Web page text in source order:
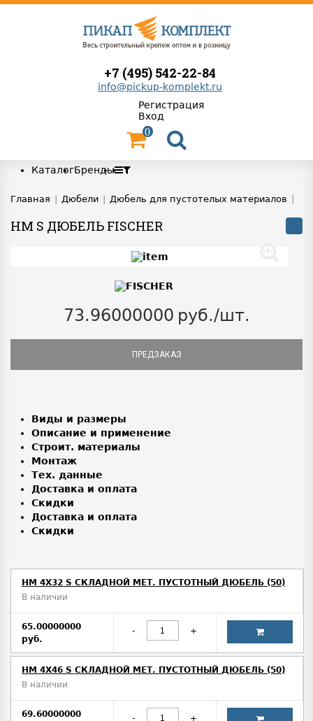
+7 (495) 542-22-84
info@pickup-komplekt.ru
Регистрация
Вход
0
КаталогБренды
Главная Дюбели Дюбель для пустотелых материалов
HM S ДЮБЕЛЬ FISCHER
73.96000000 руб./шт.
ПРЕДЗАКАЗ
Виды и размеры
Описание и применение
Строит. материалы
Монтаж
Тех. данные
Доставка и оплата
Скидки
Доставка и оплата
Скидки
HM 4X32 S СКЛАДНОЙ МЕТ. ПУСТОТНЫЙ ДЮБЕЛЬ (50)
В наличии
65.00000000
руб.
- +
HM 4X46 S СКЛАДНОЙ МЕТ. ПУСТОТНЫЙ ДЮБЕЛЬ (50)
В наличии
69.60000000
- +